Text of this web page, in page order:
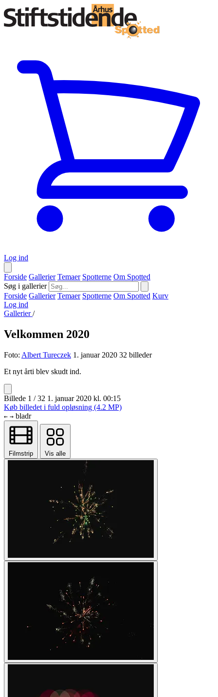
Log ind
Forside Gallerier Temaer Spotterne Om Spotted
Søg i gallerier
Forside Gallerier Temaer Spotterne Om Spotted Kurv
Log ind
Gallerier/
Velkommen 2020
Foto: Albert Tureczek 1. januar 2020 32 billeder
Et nyt årti blev skudt ind.
Billede 1 / 32 1. januar 2020 kl. 00:15
Køb billedet i fuld opløsning (4.2 MP)
← → bladr
Filmstrip Vis alle